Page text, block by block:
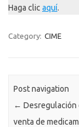
Haga clic aquí.
Category: CIME
Post navigation
← Desregulación
venta de